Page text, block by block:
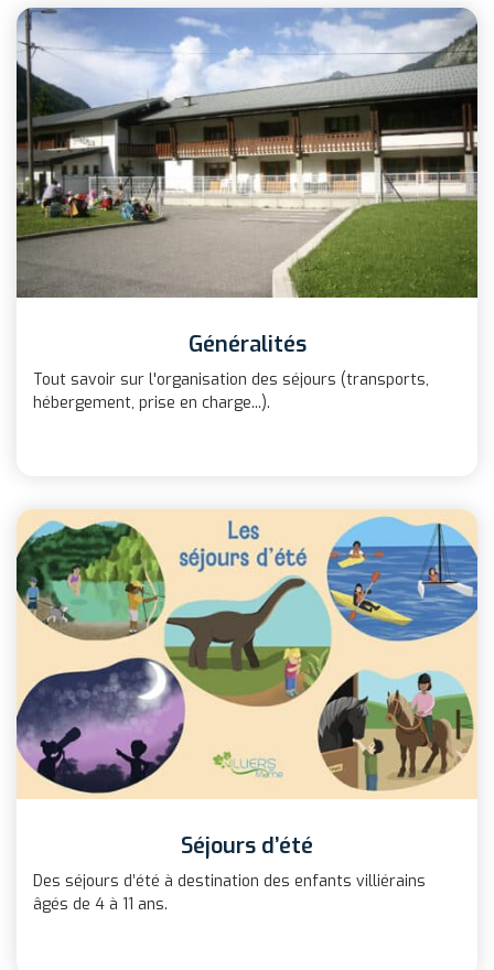
Généralités
Tout savoir sur l'organisation des séjours (transports,
hébergement, prise en charge...).
Séjours d’été
Des séjours d’été à destination des enfants villiérains
âgés de 4 à 11 ans.